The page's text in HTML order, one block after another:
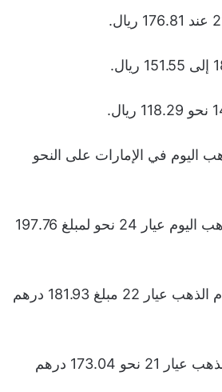
اليوم في الإمارات على النحو
ـ وصل سعر جرام الذهب اليوم عيار 24 نحو لمبلغ 197.76
ـ فيما سجل سعر جرام الذهب عيار 22 مبلغ 181.93 درهم
ـ وسجل سعر جرام الذهب عيار 21 نحو 173.04 درهم